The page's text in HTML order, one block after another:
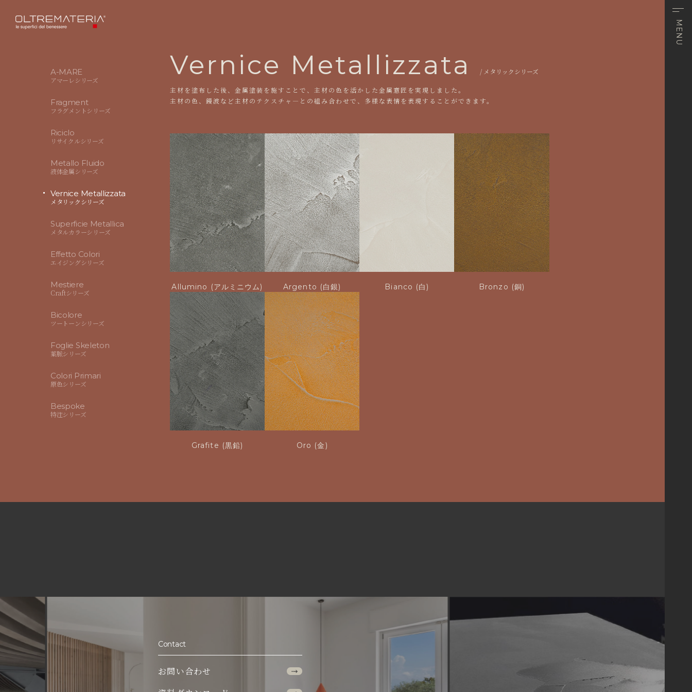
MENU
A-MARE
アマーレシリーズ
Fragment
フラグメントシリーズ
Riciclo
リサイクルシリーズ
Metallo Fluido
液体金属シリーズ
Vernice Metallizzata
メタリックシリーズ
Superficie Metallica
メタルカラーシリーズ
Effetto Colori
エイジングシリーズ
Mestiere
Craftシリーズ
Bicolore
ツートーンシリーズ
Foglie Skeleton
葉脈シリーズ
Colori Primari
原色シリーズ
Bespoke
特注シリーズ
Vernice Metallizzata メタリックシリーズ
主材を塗布した後、金属塗装を施すことで、主材の色を活かした金属意匠を実現しました。
主材の色、鏝波など主材のテクスチャ―との組み合わせで、多様な表情を表現することができます。
Allumino (アルミニウム) Argento (白銀) Bianco (白) Bronzo (銅)
Grafite (黒鉛) Oro (金)
Contact
お問い合わせ